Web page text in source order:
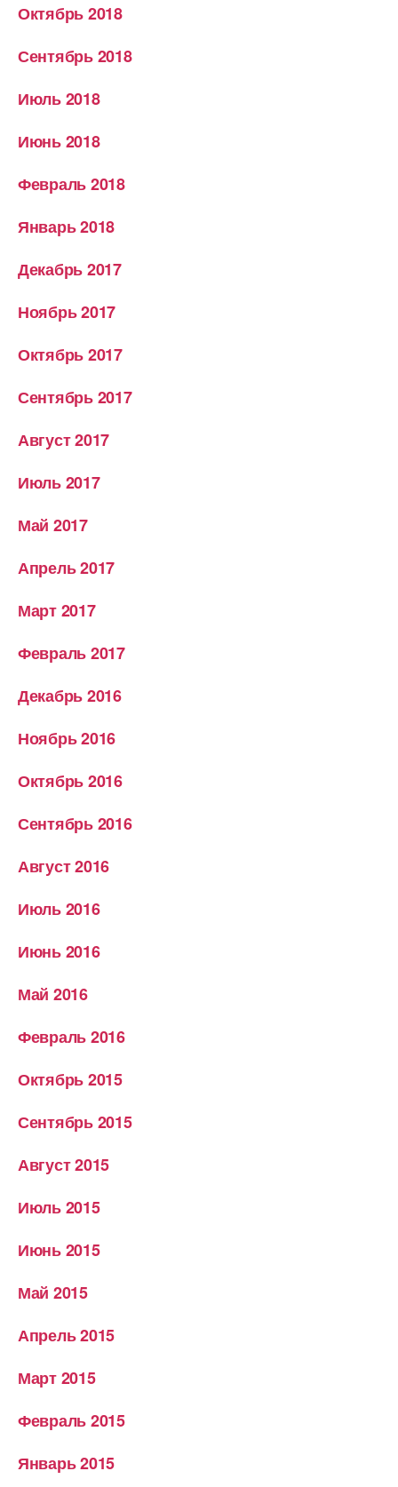
Октябрь 2018
Сентябрь 2018
Июль 2018
Июнь 2018
Февраль 2018
Январь 2018
Декабрь 2017
Ноябрь 2017
Октябрь 2017
Сентябрь 2017
Август 2017
Июль 2017
Май 2017
Апрель 2017
Март 2017
Февраль 2017
Декабрь 2016
Ноябрь 2016
Октябрь 2016
Сентябрь 2016
Август 2016
Июль 2016
Июнь 2016
Май 2016
Февраль 2016
Октябрь 2015
Сентябрь 2015
Август 2015
Июль 2015
Июнь 2015
Май 2015
Апрель 2015
Март 2015
Февраль 2015
Январь 2015